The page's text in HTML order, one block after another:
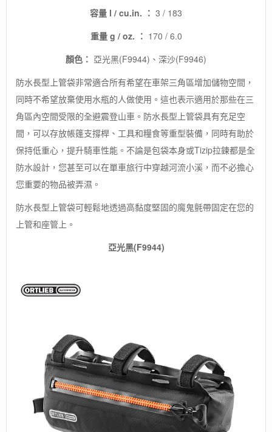
容量 l / cu.in. ： 3 / 183
重量g / oz. ： 170 / 6.0
顏色： 亞光黑(F9944)、深沙(F9946)
防水長型上管袋非常適合所有希望在車架三角區增加儲物空間，
同時不希望放棄使用水瓶的人做使用。這也表示適用於那些在三
角區內空間受限的全避震登山車。防水長型上管袋具有充足空
間，可以存放帳篷支撐桿、工具和糧食等重型裝備，同時有助於
保持低重心，提升騎車性能。不論是包袋本身或Tizip拉鍊都是全
防水設計，您甚至可以在單車旅行中穿越河流小溪，而不必擔心
您重要的物品被弄濕。
防水長型上管袋可輕鬆地透過高黏度堅固的魔鬼氈帶固定在您的
上管和座管上。
亞光黑(F9944)